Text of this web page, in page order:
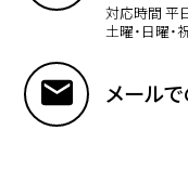
対応時間 平
土曜・日曜
メール